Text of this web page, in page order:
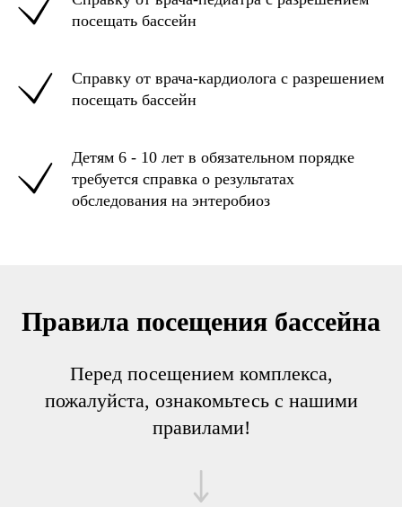
посещать бассейн
Справку от врача-кардиолога с разрешением
посещать бассейн
Детям 6 - 10 лет в обязательном порядке
требуется справка о результатах
обследования на энтеробиоз
Правила посещения бассейна
Перед посещением комплекса,
пожалуйста, ознакомьтесь с нашими
правилами!